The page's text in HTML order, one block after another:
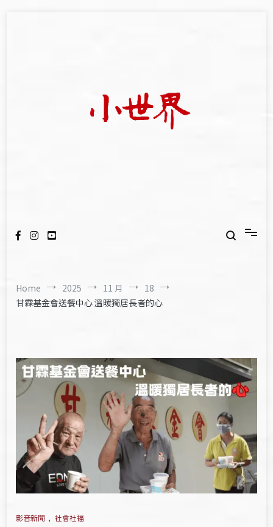
Home 2025 11 月
18
甘霖基金會送餐中心 溫暖獨居長者的心
影音新聞 , 社會社福